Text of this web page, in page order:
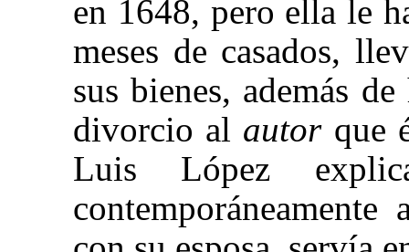
en 1648, pero ella le
meses de casados,
sus bienes, además
divorcio al autor que
Luis López